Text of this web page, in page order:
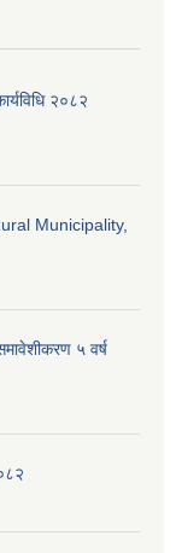
२०८२
Municipality,
५ वर्ष